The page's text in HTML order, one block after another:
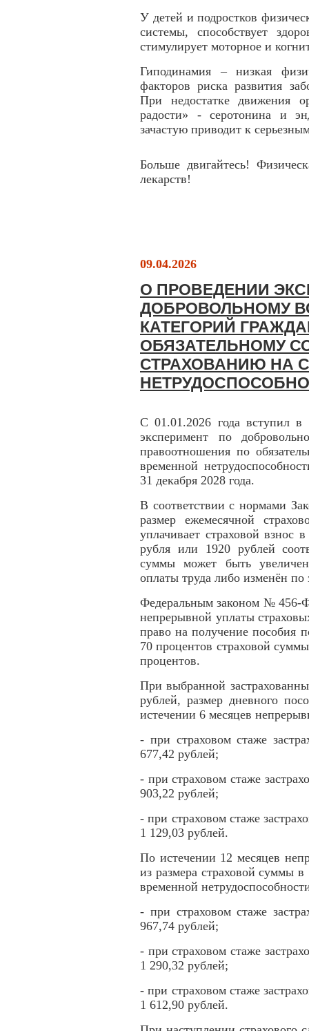
У детей и подростков
системы, способствует
стимулирует моторное и
Гиподинамия – низкая
факторов риска развития
При недостатке движения
радости» - серотонина и
зачастую приводит к
Больше двигайтесь!
лекарств!
09.04.2026
О ПРОВЕДЕНИИ
ДОБРОВОЛЬНОМУ
КАТЕГОРИЙ
ОБЯЗАТЕЛЬНОМУ
СТРАХОВАНИЮ НА
С 01.01.2026 года вступил
эксперимент по
правоотношения по
временной
31 декабря 2028 года.
В соответствии с нормами
размер ежемесячной
уплачивает страховой
рубля или 1920 рублей
суммы может быть
оплаты труда либо изменён по
Федеральным законом № 456-
непрерывной уплаты
право на получение пособия
70 процентов страховой
процентов.
При выбранной
рублей, размер дневного
истечении 6 месяцев
- при страховом стаже
677,42 рублей;
- при страховом стаже
903,22 рублей;
- при страховом стаже
1 129,03 рублей.
По истечении 12 месяцев
из размера страховой суммы
временной
- при страховом стаже
967,74 рублей;
- при страховом стаже
1 290,32 рублей;
- при страховом стаже
1 612,90 рублей.